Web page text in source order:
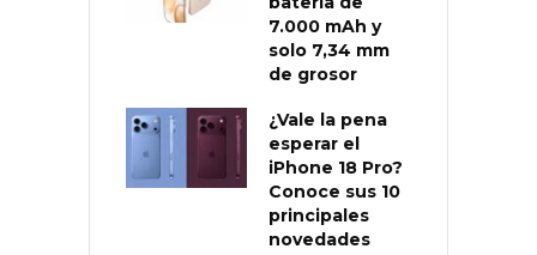
7.000 mAh y
solo 7,34 mm
de grosor
¿Vale la pena
esperar el
iPhone 18 Pro?
Conoce sus 10
principales
novedades